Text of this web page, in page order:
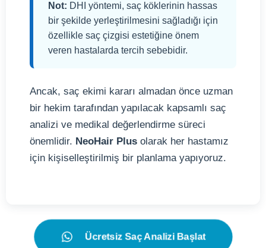
Not: DHI yöntemi, saç köklerinin hassas
bir şekilde yerleştirilmesini sağladığı için
özellikle saç çizgisi estetiğine önem
veren hastalarda tercih sebebidir.
Ancak, saç ekimi kararı almadan önce uzman
bir hekim tarafından yapılacak kapsamlı saç
analizi ve medikal değerlendirme süreci
önemlidir. NeoHair Plus olarak her hastamız
için kişiselleştirilmiş bir planlama yapıyoruz.
Ücretsiz Saç Analizi Başlat